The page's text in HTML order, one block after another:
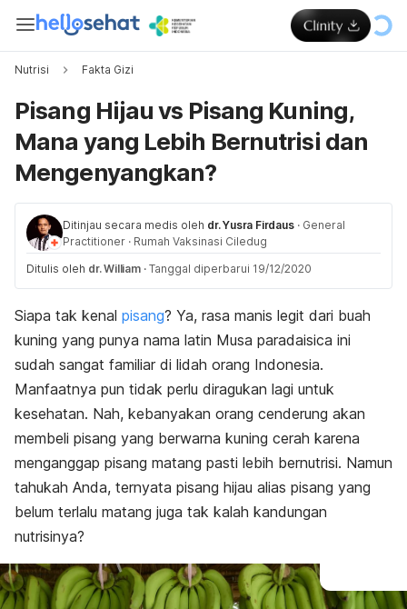
Nutrisi Fakta Gizi
Pisang Hijau vs Pisang Kuning,
Mana yang Lebih Bernutrisi dan
Mengenyangkan?
Ditinjau secara medis oleh dr. Yusra Firdaus · General
Practitioner · Rumah Vaksinasi Ciledug
Ditulis oleh dr. William · Tanggal diperbarui 19/12/2020
Siapa tak kenal pisang? Ya, rasa manis legit dari buah
kuning yang punya nama latin Musa paradaisica ini
sudah sangat familiar di lidah orang Indonesia.
Manfaatnya pun tidak perlu diragukan lagi untuk
kesehatan. Nah, kebanyakan orang cenderung akan
membeli pisang yang berwarna kuning cerah karena
menganggap pisang matang pasti lebih bernutrisi. Namun
tahukah Anda, ternyata pisang hijau alias pisang yang
belum terlalu matang juga tak kalah kandungan
nutrisinya?